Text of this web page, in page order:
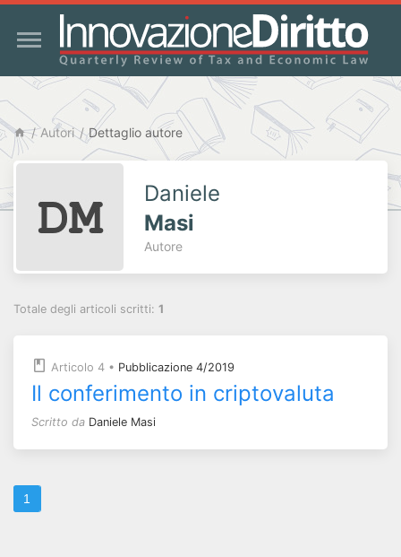
Autori Dettaglio autore
Daniele
Masi
Autore
Totale degli articoli scritti: 1
Articolo 4 • Pubblicazione 4/2019
Il conferimento in criptovaluta
Scritto da Daniele Masi
1